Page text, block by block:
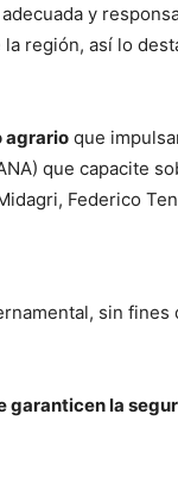
y
región, así lo
agrario que
que capacite
Federico
sin
garanticen la